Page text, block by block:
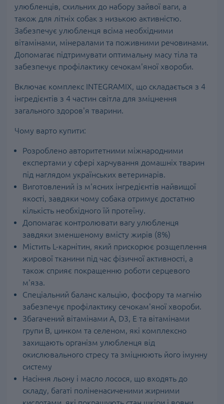
улюбленців, схильних до набору зайвої ваги, а
також для літніх собак з низькою активністю.
Забезпечує улюбленця всіма необхідними
вітамінами, мінералами та поживними речовинами.
Допомагає підтримувати оптимальну масу тіла та
забезпечує профілактику сечокам'яної хвороби.
Включає комплекс INTEGRAMIX, що складається з 4
інгредієнтів з 4 частин світла для зміцнення
загального здоров'я тварини.
Чому варто купити:
Розроблено авторитетними міжнародними
експертами у сфері харчування домашніх тварин
під наглядом українських ветеринарів.
Виготовлений із м'ясних інгредієнтів найвищої
якості, завдяки чому собака отримує достатню
кількість необхідного їй протеїну.
Допомагає контролювати вагу улюбленця
завдяки зменшеному вмісту жирів (8%)
Містить L-карнітин, який прискорює розщеплення
жирової тканини під час фізичної активності, а
також сприяє покращенню роботи серцевого
м'яза.
Спеціальний баланс кальцію, фосфору та магнію
забезпечує профілактику сечокам'яної хвороби.
Збагачений вітамінами А, D3, E та вітамінами
групи В, цинком та селеном, які комплексно
захищають організм улюбленця від
окислювального стресу та зміцнюють його імунну
систему
Насіння льону і масло лосося, що входять до
складу, багаті поліненасиченими жирними